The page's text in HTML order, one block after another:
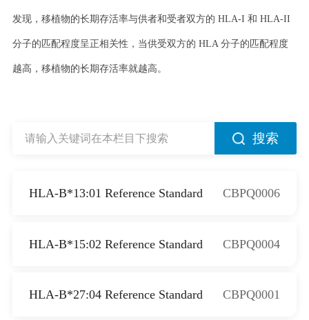
发现，移植物的长期存活率与供者和受者双方的 HLA-I 和 HLA-II
分子的匹配程度呈正相关性，当供受双方的 HLA 分子的匹配程度
越高，移植物的长期存活率就越高。
搜索
HLA-B*13:01 Reference Standard CBPQ0006
HLA-B*15:02 Reference Standard CBPQ0004
HLA-B*27:04 Reference Standard CBPQ0001